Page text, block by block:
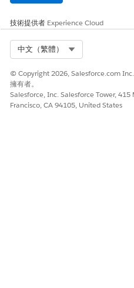
技術提供者 Experience Cloud
中文（繁體）
© Copyright 2026, Salesforce.com
擁有者。
Salesforce, Inc. Salesforce Tower, 415
Francisco, CA 94105, United States